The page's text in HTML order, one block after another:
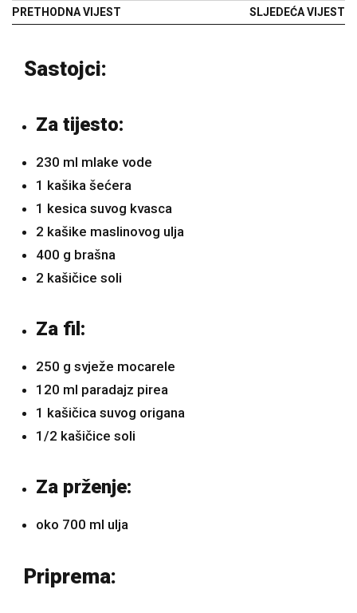
PRETHODNA VIJEST SLJEDEĆA VIJEST
Sastojci:
Za tijesto:
230 ml mlake vode
1 kašika šećera
1 kesica suvog kvasca
2 kašike maslinovog ulja
400 g brašna
2 kašičice soli
Za fil:
250 g svježe mocarele
120 ml paradajz pirea
1 kašičica suvog origana
1/2 kašičice soli
Za prženje:
oko 700 ml ulja
Priprema: